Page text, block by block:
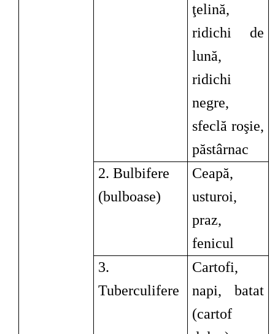
ţelină,
ridichi de
lună,
ridichi
negre,
sfeclă roşie,
păstârnac
2. Bulbifere
(bulboase)
Ceapă,
usturoi,
praz,
fenicul
3.
Tuberculifere
Cartofi,
napi, batat
(cartof